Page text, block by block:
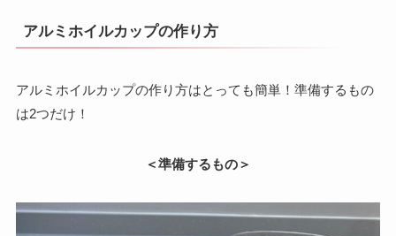
アルミホイルカップの作り方
アルミホイルカップの作り方はとっても簡単！準備するもの
は2つだけ！
＜準備するもの＞